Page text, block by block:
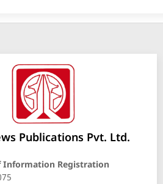
Publications Pvt. Ltd.
Information Registration